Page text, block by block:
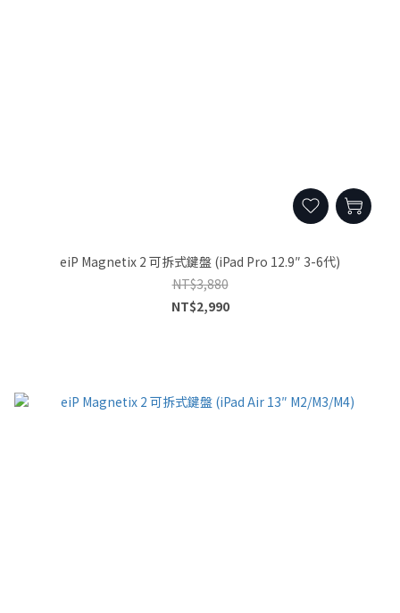
eiP Magnetix 2 可拆式鍵盤 (iPad Pro 12.9″ 3-6代)
NT$3,880
NT$2,990